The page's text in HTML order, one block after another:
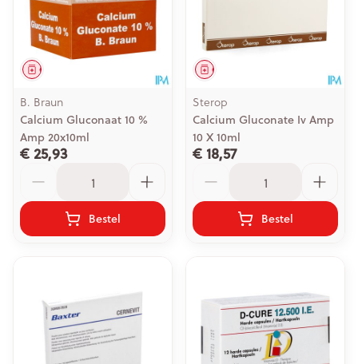
Geneesmiddel
B. Braun
Calcium Gluconaat 10 %
Amp 20x10ml
€ 25,93
Bestel
Geneesmiddel
Sterop
Calcium Gluconate Iv Amp
10 X 10ml
€ 18,57
Bestel